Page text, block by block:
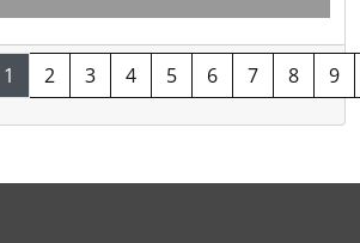
1 2 3 4 5 6 7 8 9